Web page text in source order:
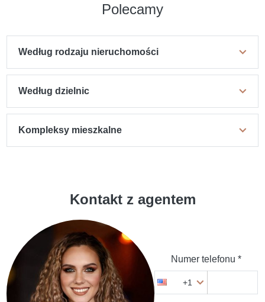
Polecamy
Według rodzaju nieruchomości
Według dzielnic
Kompleksy mieszkalne
Kontakt z agentem
Numer telefonu *
+1